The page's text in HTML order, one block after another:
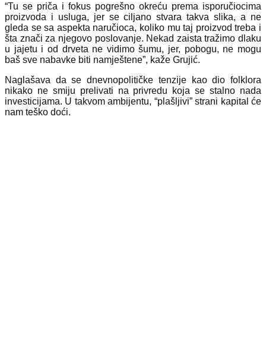
“Tu se priča i fokus pogrešno okreću prema isporučiocima
proizvoda i usluga, jer se ciljano stvara takva slika, a ne
gleda se sa aspekta naručioca, koliko mu taj proizvod treba i
šta znači za njegovo poslovanje. Nekad zaista tražimo dlaku
u jajetu i od drveta ne vidimo šumu, jer, pobogu, ne mogu
baš sve nabavke biti namještene”, kaže Grujić.
Naglašava da se dnevnopolitičke tenzije kao dio folklora
nikako ne smiju prelivati na privredu koja se stalno nada
investicijama. U takvom ambijentu, “plašljivi” strani kapital će
nam teško doći.